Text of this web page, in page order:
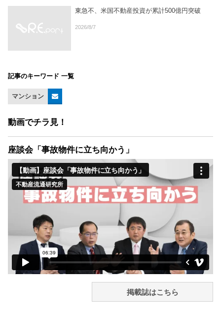
東急不、米国不動産投資が累計500億円突破
2026/8/7
記事のキーワード 一覧
マンション
動画でチラ見！
座談会「事故物件に立ち向かう」
掲載誌はこちら